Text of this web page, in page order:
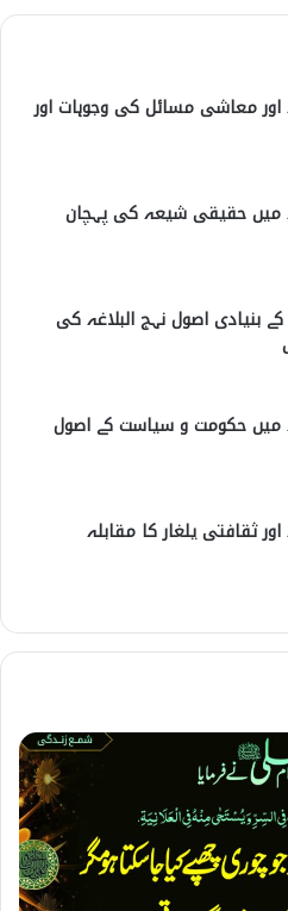
اور معاشی مسائل کی وجوہات اور
میں حقیقی شیعہ کی پہچان
کے بنیادی اصول نہج البلاغہ کی
میں حکومت و سیاست کے اصول
اور ثقافتی یلغار کا مقابلہ